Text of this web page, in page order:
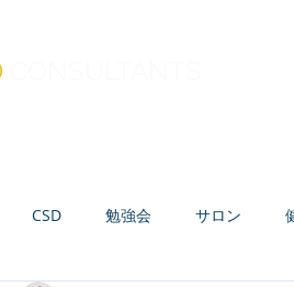
CSD 勉強会 サロン